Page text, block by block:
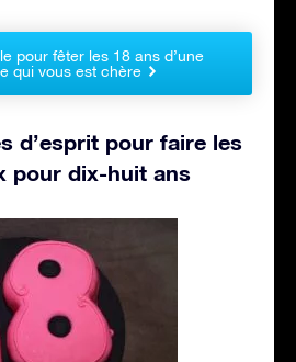
pour fêter les 18 ans d’une
qui vous est chère
d’esprit pour faire les
pour dix-huit ans